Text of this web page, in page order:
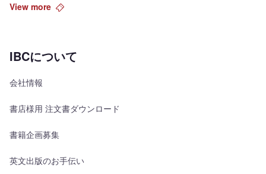
View more
IBCについて
会社情報
書店様用 注文書ダウンロード
書籍企画募集
英文出版のお手伝い